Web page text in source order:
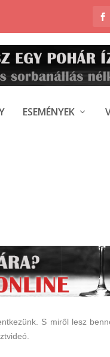
ESEMÉNYEK
S miről lesz